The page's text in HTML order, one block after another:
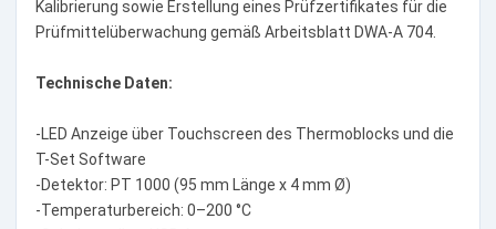
Kalibrierung sowie Erstellung eines Prüfzertifikates für die
Prüfmittelüberwachung gemäß Arbeitsblatt DWA-A 704.
Technische Daten:
-LED Anzeige über Touchscreen des Thermoblocks und die
T-Set Software
-Detektor: PT 1000 (95 mm Länge x 4 mm Ø)
-Temperaturbereich: 0–200 °C